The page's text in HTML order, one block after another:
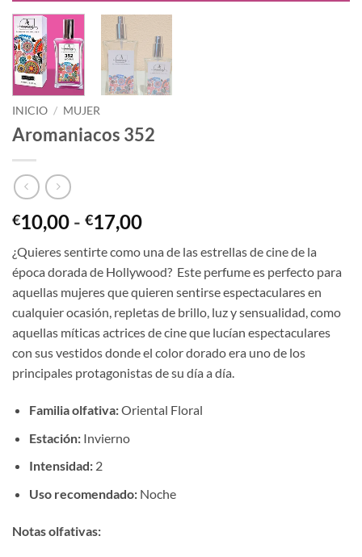
INICIO / MUJER
Aromaniacos 352
€10,00 - €17,00Rango
precios:
desde
€10,00
hasta
€17,00
¿Quieres sentirte como una de las estrellas de cine de la
época dorada de Hollywood? Este perfume es perfecto para
aquellas mujeres que quieren sentirse espectaculares en
cualquier ocasión, repletas de brillo, luz y sensualidad, como
aquellas míticas actrices de cine que lucían espectaculares
con sus vestidos donde el color dorado era uno de los
principales protagonistas de su día a día.
Familia olfativa:Oriental Floral
Estación:Invierno
Intensidad:2
Uso recomendado:Noche
Notas olfativas: